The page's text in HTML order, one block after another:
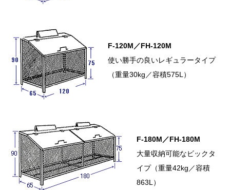
F-120M／FH-120M
使い勝手の良いレギュラータイプ
（重量30kg／容積575L）
F-180M／FH-180M
大量収納可能なビックタ
イプ（重量42kg／容積
863L）